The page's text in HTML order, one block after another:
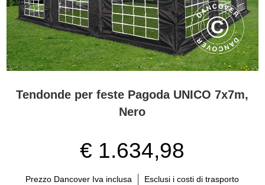
Tendonde per feste Pagoda UNICO 7x7m,
Nero
€ 1.634,98
Prezzo Dancover Iva inclusa Esclusi i costi di trasporto